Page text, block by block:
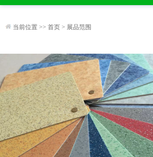
当前位置 >> 首页 > 展品范围